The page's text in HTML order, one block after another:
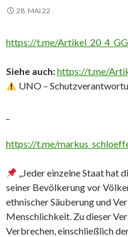
28. MAI 22
https://t.me/
Siehe auch:https://t.me/
UNO –
https://t.me/
„Jeder einzelne Staat hat
seiner Bevölkerung vor
ethnischer Säuberung und
Menschlichkeit. Zu dieser
Verbrechen, einschließlich